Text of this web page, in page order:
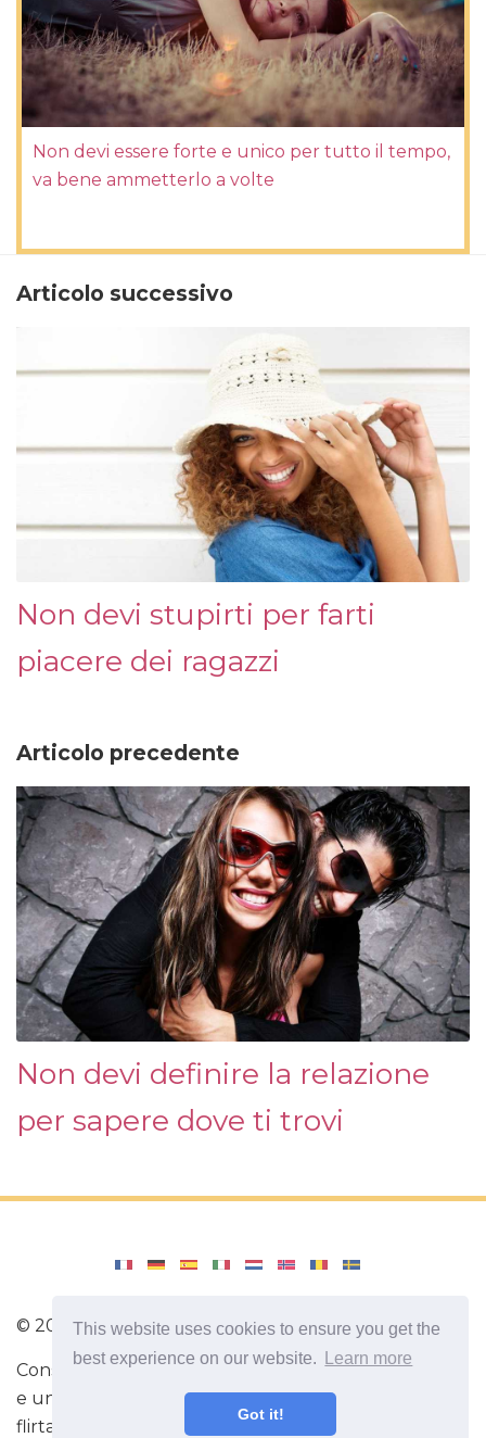
This website uses cookies to ensure you get the
best experience on our website.
Learn more
Got it!
Non devi essere forte e unico per tutto il tempo,
va bene ammetterlo a volte
Articolo successivo
Non devi stupirti per farti
piacere dei ragazzi
Articolo precedente
Non devi definire la relazione
per sapere dove ti trovi
© 2026SelahCounselingStl
Consigli utili per migliorare la relazione tra un uomo
e una donna. Informazioni utili sull'amore. Come
flirtare. Come capire la tua donna o il tuo uomo.